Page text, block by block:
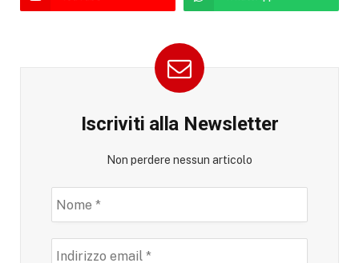
Iscriviti alla Newsletter
Non perdere nessun articolo